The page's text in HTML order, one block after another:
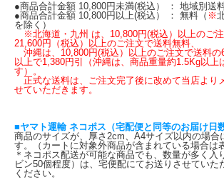
●商品合計金額 10,800円未満(税込） ： 地域別送
●商品合計金額 10,800円以上(税込） ： 無料（ ※
を除く）
※北海道・九州 は、10,800円(税込）以上のご注
21,600円（税込）以上のご注文で送料無料、
沖縄は、10,800円(税込）以上のご注文で送料の
以上で1,380円引（沖縄は、商品重量約1.5Kg以上
す）。
正式な送料は、ご注文完了後に改めて当店より
せていただきます。
■ヤマト運輸 ネコポス（宅配便と同等のお届け日
商品のサイズが、厚さ2cm、A4サイズ以内の場合
す。（カートに対象外商品が含まれている場合は
＊ネコポス配送が可能な商品でも、数量が多く入
ビン50個程度）は、宅便配にてお送りさせていた
ください。